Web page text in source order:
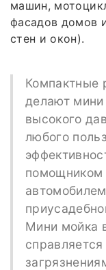
машин,
фасадов домов
стен и окон).
Компактные
делают мини
высокого
любого
помощником
Мини мойка